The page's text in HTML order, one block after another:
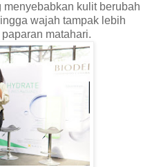
kulit berubah
wajah tampak lebih
matahari.